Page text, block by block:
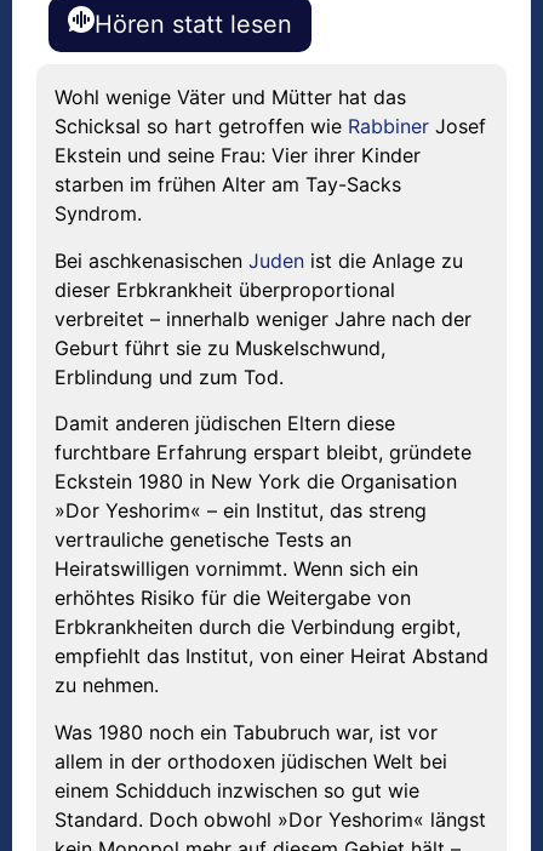
Hören statt lesen
Wohl wenige Väter und Mütter hat das
Schicksal so hart getroffen wie Rabbiner Josef
Ekstein und seine Frau: Vier ihrer Kinder
starben im frühen Alter am Tay-Sacks
Syndrom.
Bei aschkenasischen Juden ist die Anlage zu
dieser Erbkrankheit überproportional
verbreitet – innerhalb weniger Jahre nach der
Geburt führt sie zu Muskelschwund,
Erblindung und zum Tod.
Damit anderen jüdischen Eltern diese
furchtbare Erfahrung erspart bleibt, gründete
Eckstein 1980 in New York die Organisation
»Dor Yeshorim« – ein Institut, das streng
vertrauliche genetische Tests an
Heiratswilligen vornimmt. Wenn sich ein
erhöhtes Risiko für die Weitergabe von
Erbkrankheiten durch die Verbindung ergibt,
empfiehlt das Institut, von einer Heirat Abstand
zu nehmen.
Was 1980 noch ein Tabubruch war, ist vor
allem in der orthodoxen jüdischen Welt bei
einem Schidduch inzwischen so gut wie
Standard. Doch obwohl »Dor Yeshorim« längst